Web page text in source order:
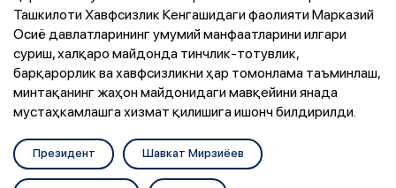
Ташкилоти Хавфсизлик Кенгашидаги фаолияти Марказий
Осиё давлатларининг умумий манфаатларини илгари
суриш, халқаро майдонда тинчлик-тотувлик,
барқарорлик ва хавфсизликни ҳар томонлама таъминлаш,
минтақанинг жаҳон майдонидаги мавқейини янада
мустаҳкамлашга хизмат қилишига ишонч билдирилди.
Президент Шавкат Мирзиёев